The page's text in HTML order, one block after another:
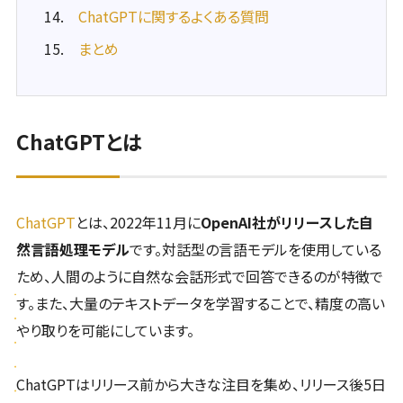
ChatGPTに関するよくある質問
まとめ
ChatGPTとは
ChatGPTとは、2022年11月にOpenAI社がリリースした自
然言語処理モデルです。対話型の言語モデルを使用している
ため、人間のように自然な会話形式で回答できるのが特徴で
す。また、大量のテキストデータを学習することで、精度の高い
やり取りを可能にしています。
ChatGPTはリリース前から大きな注目を集め、リリース後5日